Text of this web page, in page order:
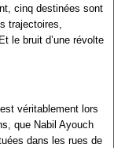
cinq destinées sont
trajectoires,
le bruit d’une révolte
véritablement lors
que Nabil Ayouch
dans les rues de